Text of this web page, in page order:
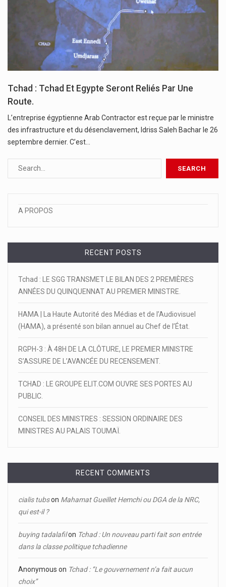
Tchad : Tchad Et Egypte Seront Reliés Par Une
Route.
L’entreprise égyptienne Arab Contractor est reçue par le ministre
des infrastructure et du désenclavement, Idriss Saleh Bachar le 26
septembre dernier. C’est…
A PROPOS
RECENT POSTS
Tchad : LE SGG TRANSMET LE BILAN DES 2 PREMIÈRES
ANNÉES DU QUINQUENNAT AU PREMIER MINISTRE.
HAMA | La Haute Autorité des Médias et de l’Audiovisuel
(HAMA), a présenté son bilan annuel au Chef de l’État.
RGPH-3 : À 48H DE LA CLÔTURE, LE PREMIER MINISTRE
S’ASSURE DE L’AVANCÉE DU RECENSEMENT.
TCHAD : LE GROUPE ELIT.COM OUVRE SES PORTES AU
PUBLIC.
CONSEIL DES MINISTRES : SESSION ORDINAIRE DES
MINISTRES AU PALAIS TOUMAÏ.
RECENT COMMENTS
cialis tubson Mahamat Gueillet Hemchi ou DGA de la NRC,
qui est-il ?
buying tadalafilon Tchad : Un nouveau parti fait son entrée
dans la classe politique tchadienne
Anonymous on Tchad : ‘’Le gouvernement n’a fait aucun
choix’’